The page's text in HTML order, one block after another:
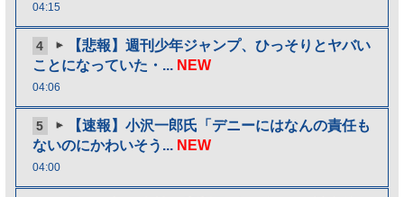
04:15
4
【悲報】週刊少年ジャンプ、ひっそりとヤバい
ことになっていた・... NEW
04:06
5
【速報】小沢一郎氏「デニーにはなんの責任も
ないのにかわいそう... NEW
04:00